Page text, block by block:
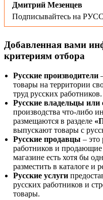
Дмитрий Мезенцев
Подписывайтесь на
Добавленная вами
критериям отбора
Русские производители
товары на территории
труд русских
Русские владельцы или
производства что-либо
размещаются в разделе
выпускают товары с
Русские продавцы – это
работников и
магазине есть хотя бы
разместить в каталоге и
Русские услуги
русских работников и
товары.